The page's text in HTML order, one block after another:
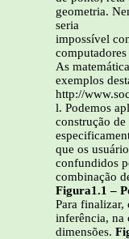
geometria.
seria
impossível
computadores
As
exemplos
http://
l. Podemos
construção de
que os
confundidos
combinação
Figura1.1 –
Para finalizar,
inferência, na
dimensões.